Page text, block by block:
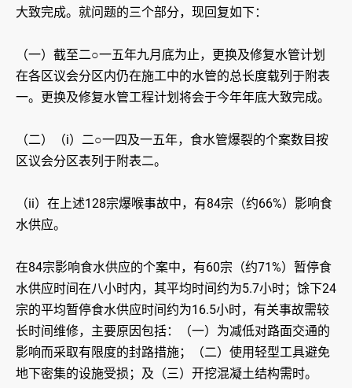
大致完成。就问题的三个部分，现回复如下：
（一）截至二○一五年九月底为止，更换及修复水管计划
在各区议会分区内仍在施工中的水管的总长度载列于附表
一。更换及修复水管工程计划将会于今年年底大致完成。
（二）（i）二○一四及一五年，食水管爆裂的个案数目按
区议会分区表列于附表二。
（ii）在上述128宗爆喉事故中，有84宗（约66%）影响食
水供应。
在84宗影响食水供应的个案中，有60宗（约71%）暂停食
水供应时间在八小时内，其平均时间约为5.7小时；馀下24
宗的平均暂停食水供应时间约为16.5小时，有关事故需较
长时间维修，主要原因包括：（一）为减低对路面交通的
影响而采取有限度的封路措施；（二）使用轻型工具避免
地下密集的设施受损；及（三）开挖混凝土结构需时。